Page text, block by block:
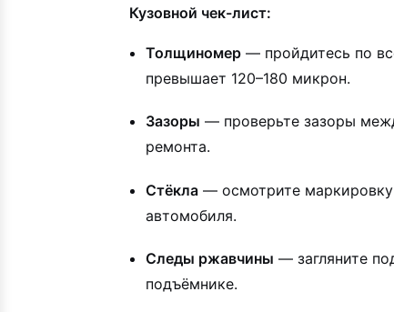
Кузовной чек-лист:
Толщиномер — пройдитесь по
превышает 120–180 микрон.
Зазоры — проверьте зазоры
ремонта.
Стёкла — осмотрите маркировку
автомобиля.
Следы ржавчины — загляните
подъёмнике.